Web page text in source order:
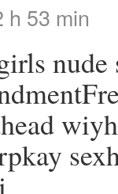
h 53 min